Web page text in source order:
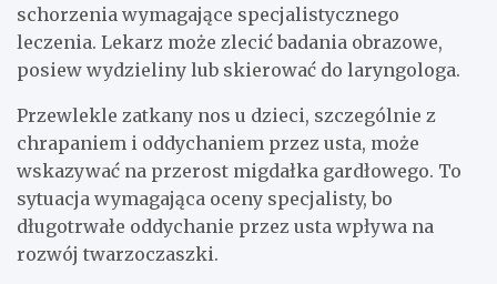
schorzenia wymagające specjalistycznego
leczenia. Lekarz może zlecić badania obrazowe,
posiew wydzieliny lub skierować do laryngologa.
Przewlekle zatkany nos u dzieci, szczególnie z
chrapaniem i oddychaniem przez usta, może
wskazywać na przerost migdałka gardłowego. To
sytuacja wymagająca oceny specjalisty, bo
długotrwałe oddychanie przez usta wpływa na
rozwój twarzoczaszki.